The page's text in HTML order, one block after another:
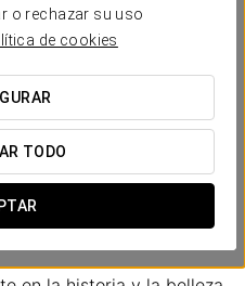
o rechazar su uso
de cookies
TODO
Hora
visita guiada.
tendrás la oportunidad
Gótica de Santa
casas de diferentes estilos
hasta el barroco. No te
siglo XV, una pieza única